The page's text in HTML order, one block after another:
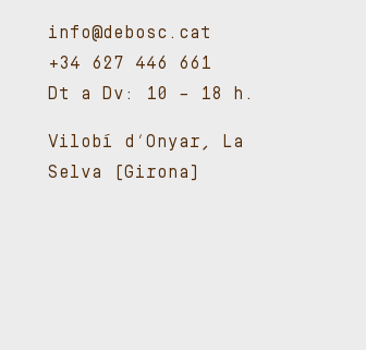
info@debosc.cat
+34 627 446 661
Dt a Dv: 10 – 18 h.
Vilobí d’Onyar, La
Selva (Girona)